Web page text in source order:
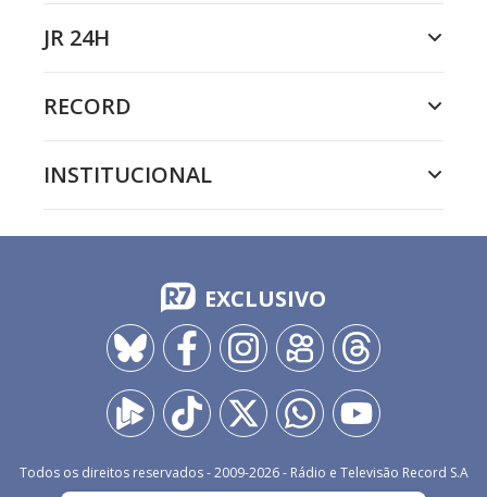
JR 24H
RECORD
INSTITUCIONAL
EXCLUSIVO
Todos os direitos reservados - 2009-2026- Rádio e Televisão Record S.A